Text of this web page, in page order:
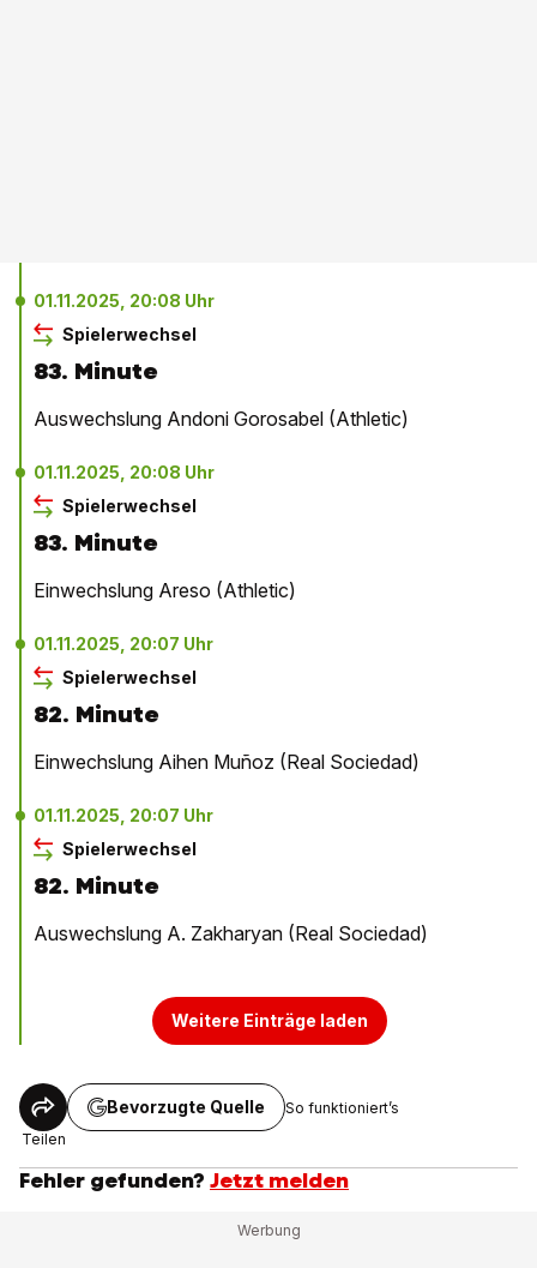
01.11.2025, 20:08 Uhr
Spielerwechsel
83. Minute
Auswechslung Andoni Gorosabel (Athletic)
01.11.2025, 20:08 Uhr
Spielerwechsel
83. Minute
Einwechslung Areso (Athletic)
01.11.2025, 20:07 Uhr
Spielerwechsel
82. Minute
Einwechslung Aihen Muñoz (Real Sociedad)
01.11.2025, 20:07 Uhr
Spielerwechsel
82. Minute
Auswechslung A. Zakharyan (Real Sociedad)
Weitere Einträge laden
Teilen
Bevorzugte Quelle So funktioniert’s
Fehler gefunden? Jetzt melden